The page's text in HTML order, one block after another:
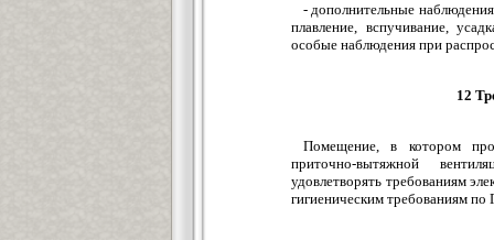
- дополнительные
плавление, вспучивание,
особые наблюдения при
12
Помещение, в котором
приточно-вытяжной
удовлетворять требованиям
гигиеническим требованиям